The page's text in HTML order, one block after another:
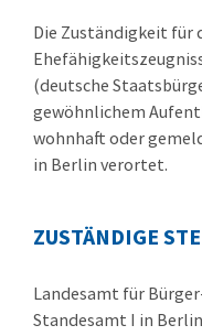
Die Zuständigkeit für
(deutsche
gewöhnlichem
wohnhaft oder
in Berlin verortet.
ZUSTÄNDIGE
Landesamt für
Standesamt I in Berlin